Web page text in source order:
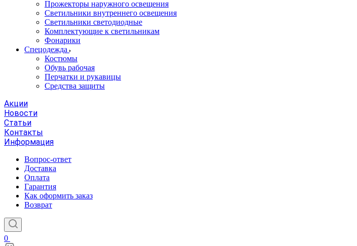
Прожекторы наружного освещения
Светильники внутреннего освещения
Светильники светодиодные
Комплектующие к светильникам
Фонарики
Спецодежда
Костюмы
Обувь рабочая
Перчатки и рукавицы
Средства защиты
Акции
Новости
Статьи
Контакты
Информация
Вопрос-ответ
Доставка
Оплата
Гарантия
Как оформить заказ
Возврат
0